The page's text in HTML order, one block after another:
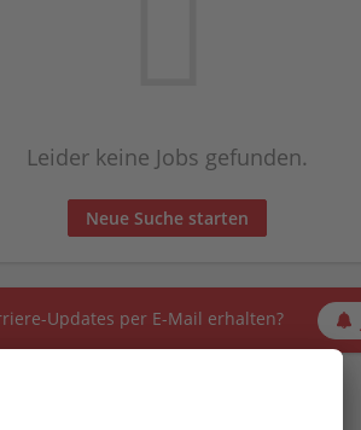
Leider keine Jobs gefunden.
Neue Suche starten
Updates per E-Mail erhalten?